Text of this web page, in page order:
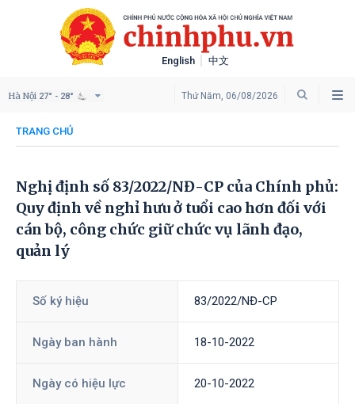
English 中文
Thứ Năm, 06/08/2026
Hà Nội 27° - 28°
TRANG CHỦ
Nghị định số 83/2022/NĐ-CP của Chính phủ:
Quy định về nghỉ hưu ở tuổi cao hơn đối với
cán bộ, công chức giữ chức vụ lãnh đạo,
quản lý
Số ký hiệu 83/2022/NĐ-CP
Ngày ban hành 18-10-2022
Ngày có hiệu lực 20-10-2022